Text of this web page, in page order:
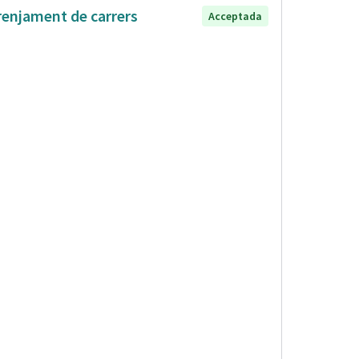
de carrers Acceptada